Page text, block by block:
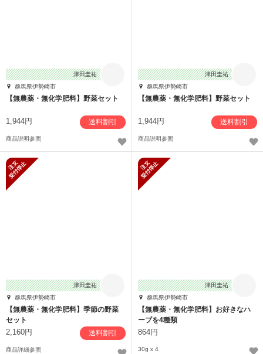
津田圭祐
群馬県伊勢崎市
【無農薬・無化学肥料】野菜セット
1,944円 送料割引
商品説明参照
津田圭祐
群馬県伊勢崎市
【無農薬・無化学肥料】野菜セット
1,944円 送料割引
商品説明参照
津田圭祐
群馬県伊勢崎市
【無農薬・無化学肥料】季節の野菜
セット
2,160円 送料割引
商品詳細参照
津田圭祐
群馬県伊勢崎市
【無農薬・無化学肥料】お好きなハ
ーブを4種類
864円
30g x 4